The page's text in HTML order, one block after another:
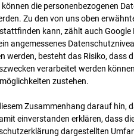
können die personenbezogenen
Zu den von uns oben
kann, zählt auch Google
angemessenes
werden, besteht das Risiko, dass
verarbeitet werden
zustehen.
Zusammenhang darauf hin,
ein­ver­standen erklären, dass
dargestellten